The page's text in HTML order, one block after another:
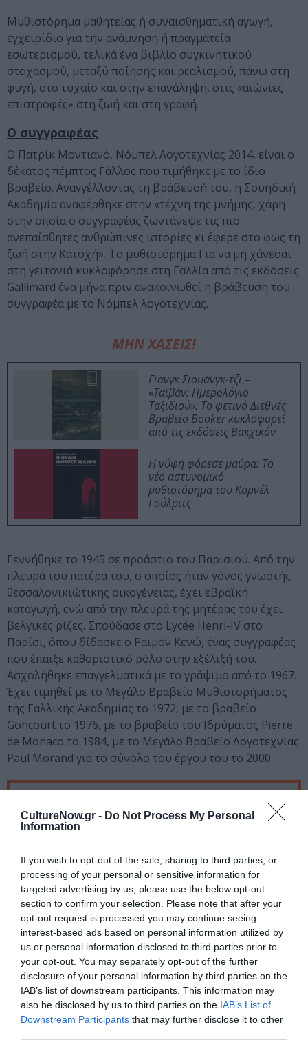
CultureNow.gr - Do Not Process My Personal
Information
If you wish to opt-out of the sale, sharing to third parties, or
processing of your personal or sensitive information for
targeted advertising by us, please use the below opt-out
section to confirm your selection. Please note that after your
opt-out request is processed you may continue seeing
interest-based ads based on personal information utilized by
us or personal information disclosed to third parties prior to
your opt-out. You may separately opt-out of the further
disclosure of your personal information by third parties on the
IAB’s list of downstream participants. This information may
also be disclosed by us to third parties on the IAB’s List of
Downstream Participants that may further disclose it to other
Μυθιστόρημα μαθητείας ή συναισθηματική αγωγή,
εγχειρίδιο για την ανάμνηση ή πραγματεία
εσωτερισμού, τελικά ένα βιβλίο συγκινητικού
στοχασμού, μεταξύ ποίησης και ρεαλισμού, πάνω στη
φυγή, στο τυχαίο και στην επανάληψη, στις «αιώνιες
επιστροφές» στη ζωή και στη γραφή.
Ο συγγραφέας
Ο Πατρίκ Μοντιανό, Νόμπελ Λογοτεχνίας 2014, είναι ο
δέκατος πέμπτος Γάλλος που τιμήθηκε με το ίδιο
βραβείο. Αναγγέλλοντας τη βράβευσή του, η Σουηδική
Ακαδημία αναφέρθηκε στην «τέχνη της μνήμης, χάρη
στην οποία ο συγγραφέας ζωντάνεψε τις πιο
ανεπαίσθητες ανθρώπινες ιστορίες κι έφερε στο φως τη
ζωή στην Κατοχή». Το μυθιστόρημα Για να μη χάνεσαι
στη γειτονιά κυκλοφόρησε στη Γαλλία από τις εκδόσεις
Gallimard ένα μήνα πριν ανακοινωθεί η βράβευση του
συγγραφέα με το Νόμπελ λογοτεχνίας.
ΜΗΝ ΧΑΣΕΙΣ!
Γιανγκ Σιουάνγκ-τζι –
«Ταϊβάν: Ημερολόγιο
Ταξιδιού»: Το φετινό Διεθνές
Βραβείο Booker κυκλοφορεί
από τις εκδόσεις Βακχικόν
Η νύφη φόρεσε μαύρα: Το
νέο αστυνομικό
μυθιστόρημα του Κορνέλ
Γούλριτς
Γεννήθηκε το 1945 σε προάστιο του Παρισιού. Από την
πλευρά του πατέρα του, ο οποίος ήταν γόνος γνωστής
θεσσαλονικιώτικης οικογένειας, έχει εβραϊκή
καταγωγή, ενώ από την πλευρά της μητέρας του έχει
βελγικές ρίζες. Σπούδασε στο Lycée Henri-IV στο
Παρίσι, όπου δίδασκε ο Ραιμόν Κενώ, ένας συγγραφέας
που έπαιξε καθοριστικό ρόλο στην εξέλιξή του.
Ασχολήθηκε επαγγελματικά με το γράψιμο από το 1967.
Έχει τιμηθεί με το Μεγάλο Βραβείο Μυθιστορήματος
της Γαλλικής Ακαδημίας το 1972, με το βραβείο
Goncourt το 1976, με το βραβείο του Ιδρύματος Pierre
de Monaco το 1984, με το Μεγάλο Βραβείο Λογοτεχνίας
Paul Morand για το σύνολο του έργου του το 2000.
Πληροφορίες έκδοσης:
Εκδόσεις Πόλις, ISBN: 978-960-
Ακολουθήστε το Culturenow.gr στοGoogle News
μάθετε πρώτοι όλες τις ειδήσεις
Δείτε όλα τατελευταία νέαγια την Τέχνη και τον
Πολιτισμό στοCulturenow.gr
Νέοι Διαγωνισμοί ❯
Tags
ΒΡΑΒΕΙΟ ΝΟΜΠΕΛ ΛΟΓΟΤΕΧΝΙΑΣ ΕΚΔΟΣΕΙΣ ΠΟΛΙΣ